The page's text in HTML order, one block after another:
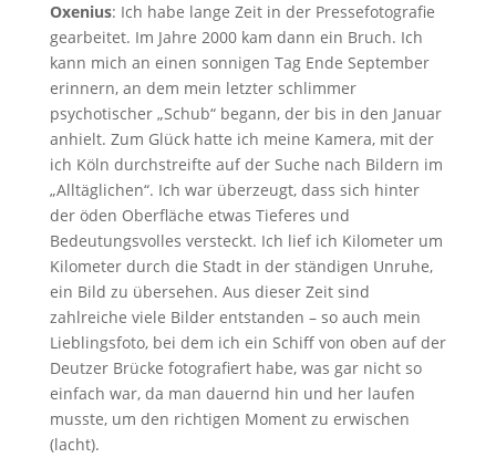
Oxenius: Ich habe lange Zeit in der Pressefotografie
gearbeitet. Im Jahre 2000 kam dann ein Bruch. Ich
kann mich an einen sonnigen Tag Ende September
erinnern, an dem mein letzter schlimmer
psychotischer „Schub“ begann, der bis in den Januar
anhielt. Zum Glück hatte ich meine Kamera, mit der
ich Köln durchstreifte auf der Suche nach Bildern im
„Alltäglichen“. Ich war überzeugt, dass sich hinter
der öden Oberfläche etwas Tieferes und
Bedeutungsvolles versteckt. Ich lief ich Kilometer um
Kilometer durch die Stadt in der ständigen Unruhe,
ein Bild zu übersehen. Aus dieser Zeit sind
zahlreiche viele Bilder entstanden – so auch mein
Lieblingsfoto, bei dem ich ein Schiff von oben auf der
Deutzer Brücke fotografiert habe, was gar nicht so
einfach war, da man dauernd hin und her laufen
musste, um den richtigen Moment zu erwischen
(lacht).